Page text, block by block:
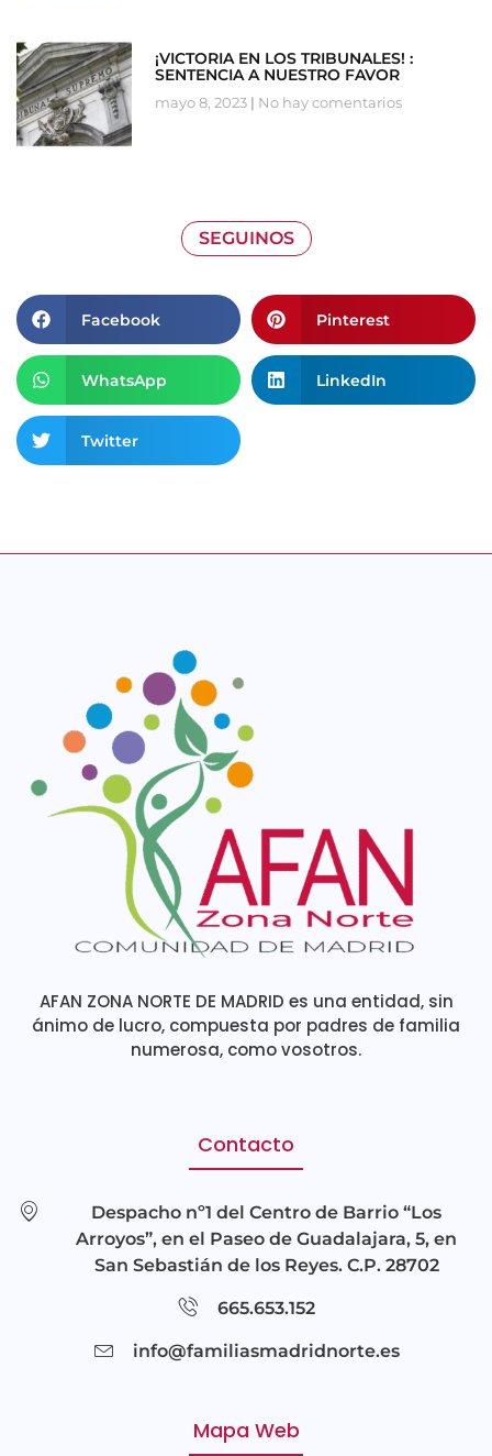
¡VICTORIA EN LOS TRIBUNALES! :
SENTENCIA A NUESTRO FAVOR
mayo 8, 2023 No hay comentarios
SEGUINOS
Facebook Pinterest
WhatsApp LinkedIn
Twitter
AFAN ZONA NORTE DE MADRID es una entidad, sin
ánimo de lucro, compuesta por padres de familia
numerosa, como vosotros.
Contacto
Despacho nº1 del Centro de Barrio “Los
Arroyos”, en el Paseo de Guadalajara, 5, en
San Sebastián de los Reyes. C.P. 28702
665.653.152
info@familiasmadridnorte.es
Mapa Web